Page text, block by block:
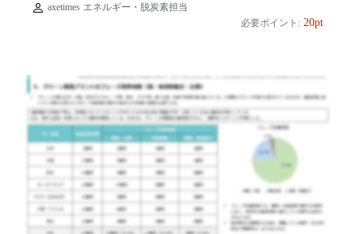
axetimes エネルギー・脱炭素担当
必要ポイント: 20pt